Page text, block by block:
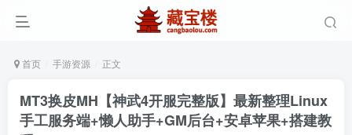
首页 手游资源 正文
MT3换皮MH【神武4开服完整版】最新整理Linux
手工服务端+懒人助手+GM后台+安卓苹果+搭建教